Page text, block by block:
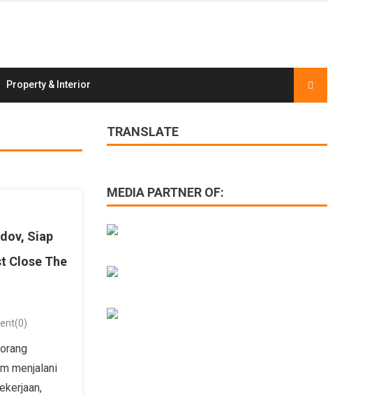
Property & Interior
Siap
Close The
menjalani
TRANSLATE
MEDIA PARTNER OF: